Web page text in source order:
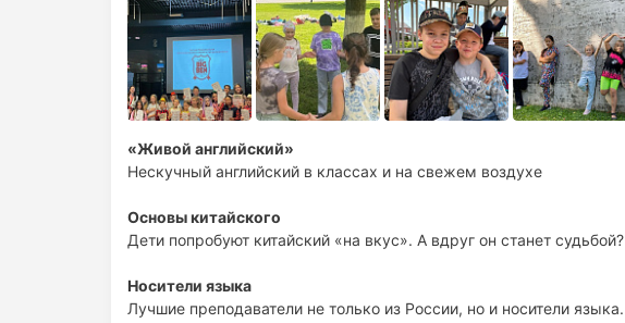
«Живой английский»
Нескучный английский в классах и на свежем воздухе
Основы китайского
Дети попробуют китайский «на вкус». А вдруг он станет судьбой?
Носители языка
Лучшие преподаватели не только из России, но и носители языка.